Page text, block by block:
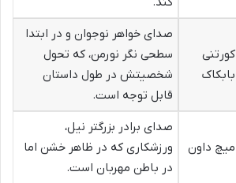
کورتنی
بابکاک
صدای خواهر نوجوان و در ابتدا
سطحی نگر نورمن، که تحول
شخصیتش در طول داستان
قابل توجه است.
میچ داون
صدای برادر بزرگتر نیل،
ورزشکاری که در ظاهر خشن اما
در باطن مهربان است.